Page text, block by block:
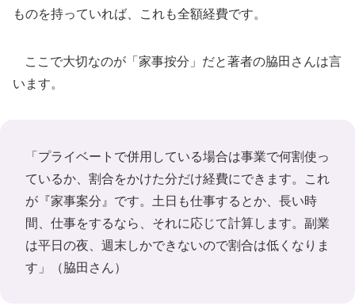
ものを持っていれば、これも全額経費です。
ここで大切なのが「家事按分」だと著者の脇田さんは言
います。
「プライベートで併用している場合は事業で何割使っ
ているか、割合をかけた分だけ経費にできます。これ
が『家事案分』です。土日も仕事するとか、長い時
間、仕事をするなら、それに応じて計算します。副業
は平日の夜、週末しかできないので割合は低くなりま
す」（脇田さん）